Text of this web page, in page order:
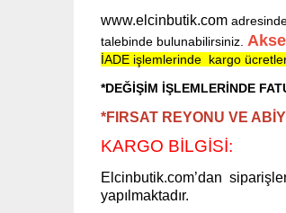
www.elcinbutik.com
talebinde bulunabilirsiniz.
İADE işlemlerinde kargo
*DEĞİŞİM İŞLEMLERİNDE
*FIRSAT REYONU VE
KARGO BİLGİSİ:
Elcinbutik.com’dan
yapılmaktadır.